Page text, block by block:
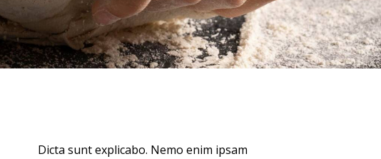
Dicta sunt explicabo. Nemo enim ipsam